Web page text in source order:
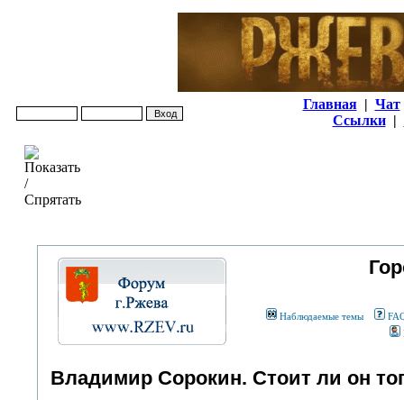
Главная | Чат
Ссылки |
Наблюдаемые темы
Владимир Сорокин. Стоит ли он